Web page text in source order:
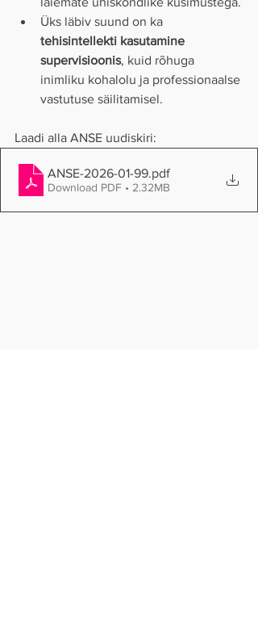
Üks läbiv suund on ka
tehisintellekti kasutamine
supervisioonis, kuid rõhuga
inimliku kohalolu ja professionaalse
vastutuse säilitamisel.
Laadi alla ANSE uudiskiri:
ANSE-2026-01-99.pdf
Download PDF • 2.32MB